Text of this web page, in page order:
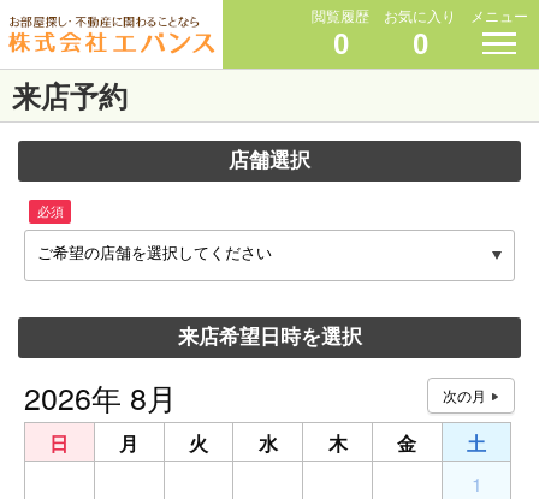
閲覧履歴
0
お気に入り
0
メニュー
来店予約
店舗選択
必須
ご希望の店舗を選択してください
来店希望日時を選択
2026年 8月
日 月 火 水 木 金
土
1